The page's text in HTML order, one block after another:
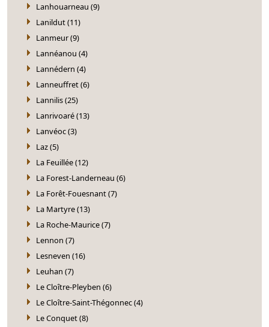
Lanhouarneau (9)
Lanildut (11)
Lanmeur (9)
Lannéanou (4)
Lannédern (4)
Lanneuffret (6)
Lannilis (25)
Lanrivoaré (13)
Lanvéoc (3)
Laz (5)
La Feuillée (12)
La Forest-Landerneau (6)
La Forêt-Fouesnant (7)
La Martyre (13)
La Roche-Maurice (7)
Lennon (7)
Lesneven (16)
Leuhan (7)
Le Cloître-Pleyben (6)
Le Cloître-Saint-Thégonnec (4)
Le Conquet (8)